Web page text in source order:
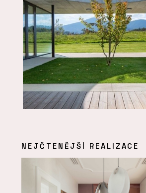
NEJČTENĚJŠÍ REALIZACE